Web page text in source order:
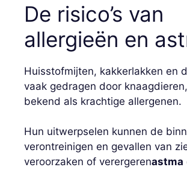
De risico’s van
allergieën en
Huisstofmijten, kakkerlakken en
vaak gedragen door
bekend als krachtige allergenen.
Hun uitwerpselen kunnen de
verontreinigen en gevallen van
veroorzaken of verergerenastma